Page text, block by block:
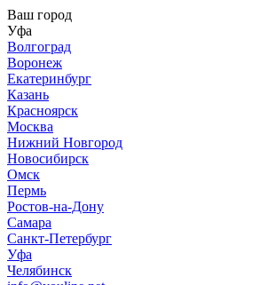
Ваш город
Уфа
Волгоград
Воронеж
Екатеринбург
Казань
Красноярск
Москва
Нижний Новгород
Новосибирск
Омск
Пермь
Ростов-на-Дону
Самара
Санкт-Петербург
Уфа
Челябинск